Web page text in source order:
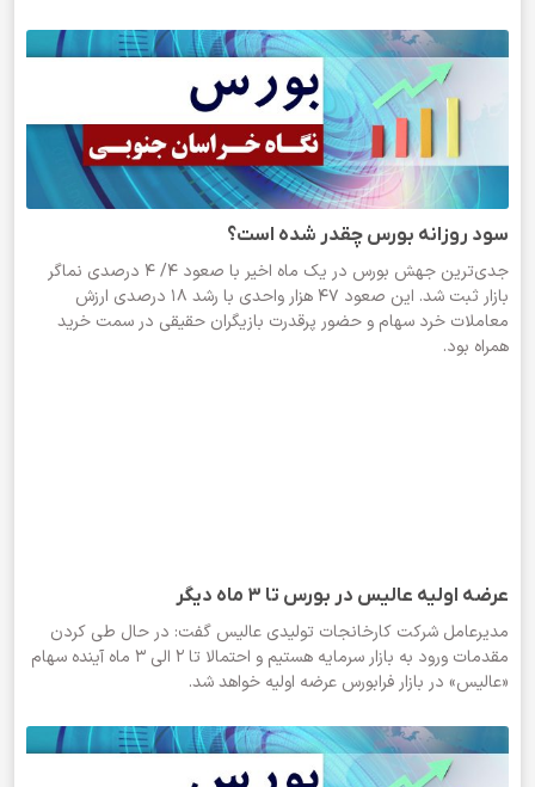
سود روزانه بورس چقدر شده است؟
جدی‌ترین جهش بورس در یک ماه اخیر با صعود ۴/ ۴ درصدی نماگر
بازار ثبت شد. این صعود ۴۷ هزار واحدی با رشد ۱۸ درصدی ارزش
معاملات خرد سهام و حضور پرقدرت بازیگران حقیقی در سمت خرید
همراه بود.
عرضه اولیه عالیس در بورس تا ۳ ماه دیگر
مدیرعامل شرکت کارخانجات تولیدی عالیس گفت: در حال طی کردن
مقدمات ورود به بازار سرمایه هستیم و احتمالا تا ۲ الی ۳ ماه آینده سهام
«عالیس» در بازار فرابورس عرضه اولیه خواهد شد.